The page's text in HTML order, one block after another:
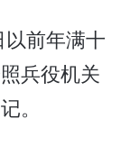
前年满十
兵役机关
。